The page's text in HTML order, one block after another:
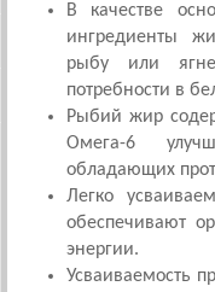
В качестве
ингредиенты
рыбу или
потребности в
Рыбий жир
Омега-6
обладающих
Легко
обеспечивают
энергии.
Усваиваемость